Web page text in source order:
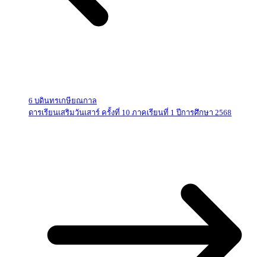
6 บดินทรเกษียณกาล
ดารเรียนเสริมวันเสาร์ ครั้งที่ 10 ภาคเรียนที่ 1 ปีการศึกษา 2568